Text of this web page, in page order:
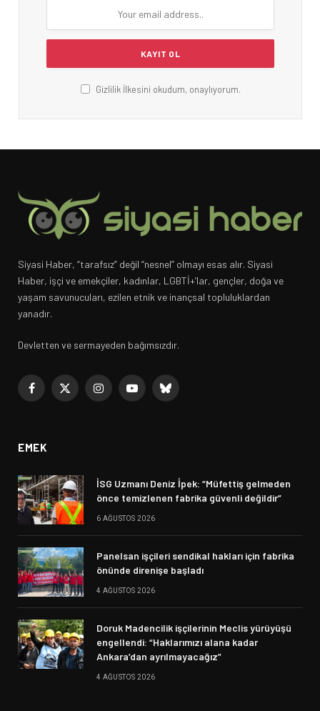
Gizlilik İlkesini okudum, onaylıyorum.
Siyasi Haber, “tarafsız” değil “nesnel” olmayı esas alır. Siyasi
Haber, işçi ve emekçiler, kadınlar, LGBTİ+’lar, gençler, doğa ve
yaşam savunucuları, ezilen etnik ve inançsal topluluklardan
yanadır.
Devletten ve sermayeden bağımsızdır.
Facebook
X
InstagramYouTubeBluesky
EMEK
İSG Uzmanı Deniz İpek: “Müfettiş gelmeden
önce temizlenen fabrika güvenli değildir”
6 AĞUSTOS 2026
Panelsan işçileri sendikal hakları için fabrika
önünde direnişe başladı
4 AĞUSTOS 2026
Doruk Madencilik işçilerinin Meclis yürüyüşü
engellendi: “Haklarımızı alana kadar
Ankara’dan ayrılmayacağız”
4 AĞUSTOS 2026